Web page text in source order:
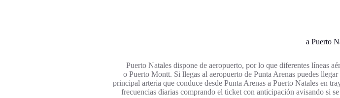
a Puerto
Puerto Natales dispone de aeropuerto, por lo que diferentes líneas
o Puerto Montt. Si llegas al aeropuerto de Punta Arenas puedes
principal arteria que conduce desde Punta Arenas a Puerto Natales en
frecuencias diarias comprando el ticket con anticipación avisando si